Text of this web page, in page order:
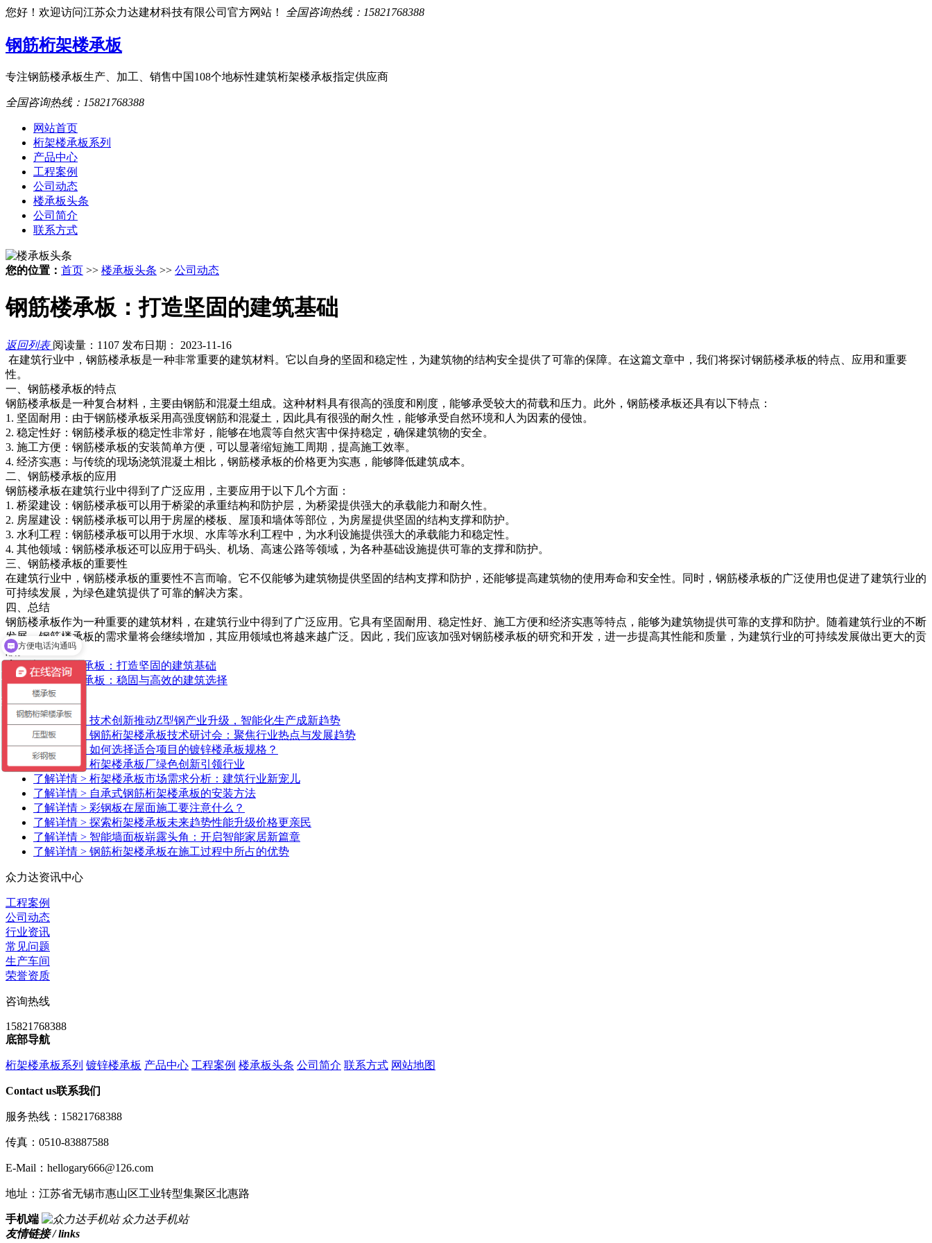
您好！欢迎访问江苏众力达建材科技有限公司官方网站！ 全国咨询热线：15821768388
钢筋桁架楼承板
专注钢筋楼承板生产、加工、销售中国108个地标性建筑桁架楼承板指定供应商
全国咨询热线： 15821768388
网站首页
桁架楼承板系列
产品中心
工程案例
公司动态
楼承板头条
公司简介
联系方式
您的位置： 首页 >> 楼承板头条 >> 公司动态
钢筋楼承板：打造坚固的建筑基础
返回列表 阅读量：1107 发布日期： 2023-11-16
在建筑行业中，钢筋楼承板是一种非常重要的建筑材料。它以自身的坚固和稳定性，为建筑物的结构安全提供了可靠的保障。在这篇文章中，我们将探讨钢筋楼承板的特点、应用和重要
性。
一、钢筋楼承板的特点
钢筋楼承板是一种复合材料，主要由钢筋和混凝土组成。这种材料具有很高的强度和刚度，能够承受较大的荷载和压力。此外，钢筋楼承板还具有以下特点：
1. 坚固耐用：由于钢筋楼承板采用高强度钢筋和混凝土，因此具有很强的耐久性，能够承受自然环境和人为因素的侵蚀。
2. 稳定性好：钢筋楼承板的稳定性非常好，能够在地震等自然灾害中保持稳定，确保建筑物的安全。
3. 施工方便：钢筋楼承板的安装简单方便，可以显著缩短施工周期，提高施工效率。
4. 经济实惠：与传统的现场浇筑混凝土相比，钢筋楼承板的价格更为实惠，能够降低建筑成本。
二、钢筋楼承板的应用
钢筋楼承板在建筑行业中得到了广泛应用，主要应用于以下几个方面：
1. 桥梁建设：钢筋楼承板可以用于桥梁的承重结构和防护层，为桥梁提供强大的承载能力和耐久性。
2. 房屋建设：钢筋楼承板可以用于房屋的楼板、屋顶和墙体等部位，为房屋提供坚固的结构支撑和防护。
3. 水利工程：钢筋楼承板可以用于水坝、水库等水利工程中，为水利设施提供强大的承载能力和稳定性。
4. 其他领域：钢筋楼承板还可以应用于码头、机场、高速公路等领域，为各种基础设施提供可靠的支撑和防护。
三、钢筋楼承板的重要性
在建筑行业中，钢筋楼承板的重要性不言而喻。它不仅能够为建筑物提供坚固的结构支撑和防护，还能够提高建筑物的使用寿命和安全性。同时，钢筋楼承板的广泛使用也促进了建筑行业的
可持续发展，为绿色建筑提供了可靠的解决方案。
四、总结
钢筋楼承板作为一种重要的建筑材料，在建筑行业中得到了广泛应用。它具有坚固耐用、稳定性好、施工方便和经济实惠等特点，能够为建筑物提供可靠的支撑和防护。随着建筑行业的不断
发展，钢筋楼承板的需求量将会继续增加，其应用领域也将越来越广泛。因此，我们应该加强对钢筋楼承板的研究和开发，进一步提高其性能和质量，为建筑行业的可持续发展做出更大的贡
献。
上一篇：钢筋楼承板：打造坚固的建筑基础
下一篇：钢筋楼承板：稳固与高效的建筑选择
【相关推荐】
了解详情 > 技术创新推动Z型钢产业升级，智能化生产成新趋势
了解详情 > 钢筋桁架楼承板技术研讨会：聚焦行业热点与发展趋势
了解详情 > 如何选择适合项目的镀锌楼承板规格？
了解详情 > 桁架楼承板厂绿色创新引领行业
了解详情 > 桁架楼承板市场需求分析：建筑行业新宠儿
了解详情 > 自承式钢筋桁架楼承板的安装方法
了解详情 > 彩钢板在屋面施工要注意什么？
了解详情 > 探索桁架楼承板未来趋势性能升级价格更亲民
了解详情 > 智能墙面板崭露头角：开启智能家居新篇章
了解详情 > 钢筋桁架楼承板在施工过程中所占的优势
众力达资讯中心
工程案例
公司动态
行业资讯
常见问题
生产车间
荣誉资质
咨询热线
15821768388
底部导航
桁架楼承板系列 镀锌楼承板 产品中心 工程案例 楼承板头条 公司简介 联系方式 网站地图
Contact us联系我们
服务热线：15821768388
传真：0510-83887588
E-Mail：hellogary666@126.com
地址：江苏省无锡市惠山区工业转型集聚区北惠路
手机端
众力达手机站
友情链接 / links
可以介绍下你们的产品么
方便电话沟通吗